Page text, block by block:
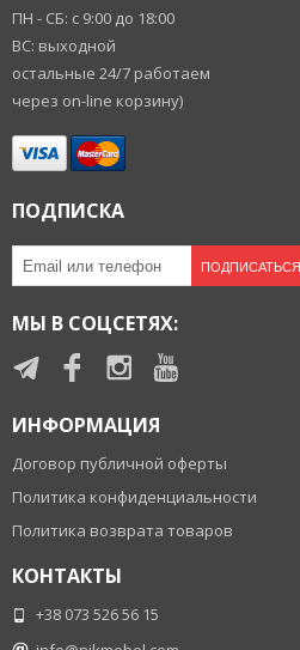
ПН - СБ: с 9:00 до 18:00
ВС: выходной
остальные 24/7 работаем
через on-line корзину)
ПОДПИСКА
ПОДПИСАТЬСЯ
МЫ В СОЦСЕТЯХ:
ИНФОРМАЦИЯ
Договор публичной оферты
Политика конфиденциальности
Политика возврата товаров
КОНТАКТЫ
+38 073 526 56 15